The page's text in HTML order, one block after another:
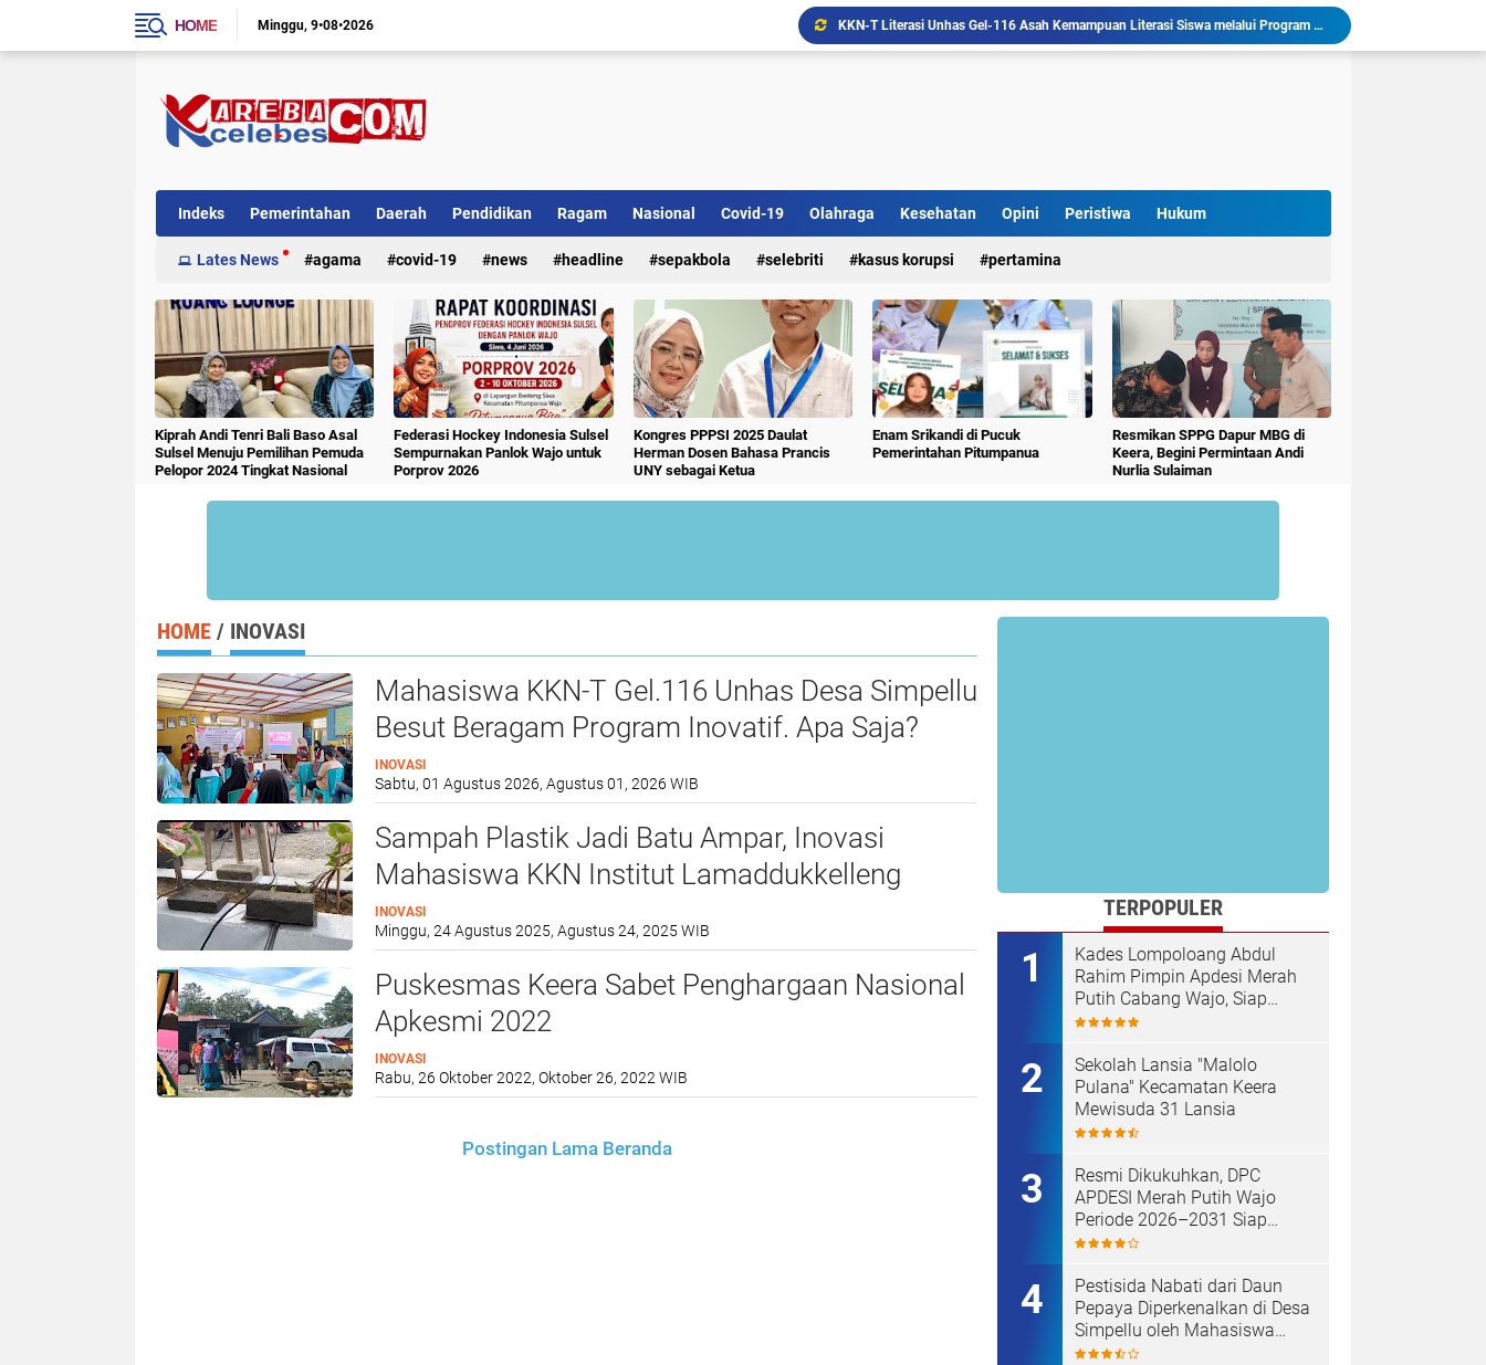
HOME Minggu 9•08•2026 KKN-T Literasi Unhas Gel-116 Asah Kemampuan Literasi Siswa melalui Program Kerja Menulis Cerita Berbasis Buku BacaanMahasiswa KKN-T Literasi Unhas Laksanakan Kunjungan Literasi ke Rumah Baca Lo’mo Topejawa Bersama Siswa UPT SDN 66 Kajang
KKN-T Literasi Desa Topejawa Kelola dan Hias Rumah Baca, Upaya Hadirkan Ruang Literasi Menarik
Sekolah Lansia "Malolo Pulana" Kecamatan Keera Mewisuda 31 Lansia
Indeks Pemerintahan Daerah Pendidikan Ragam Nasional Covid-19 Olahraga Kesehatan Opini Peristiwa Hukum
Internasional Kriminal
Lates News agama covid-19 news headline sepakbola selebriti kasus korupsi pertamina
Kiprah Andi Tenri Bali Baso Asal
Sulsel Menuju Pemilihan Pemuda
Pelopor 2024 Tingkat Nasional
Federasi Hockey Indonesia Sulsel
Sempurnakan Panlok Wajo untuk
Porprov 2026
Kongres PPPSI 2025 Daulat
Herman Dosen Bahasa Prancis
UNY sebagai Ketua
Enam Srikandi di Pucuk
Pemerintahan Pitumpanua
Resmikan SPPG Dapur MBG di
Keera, Begini Permintaan Andi
Nurlia Sulaiman
HOME / INOVASI
Mahasiswa KKN-T Gel.116 Unhas Desa Simpellu
Besut Beragam Program Inovatif. Apa Saja?
INOVASI
Sabtu, 01 Agustus 2026, Agustus 01, 2026 WIB
Sampah Plastik Jadi Batu Ampar, Inovasi
Mahasiswa KKN Institut Lamaddukkelleng
INOVASI
Minggu, 24 Agustus 2025, Agustus 24, 2025 WIB
Puskesmas Keera Sabet Penghargaan Nasional
Apkesmi 2022
INOVASI
Rabu, 26 Oktober 2022, Oktober 26, 2022 WIB
Postingan Lama Beranda
TERPOPULER
Kades Lompoloang Abdul
Rahim Pimpin Apdesi Merah
Putih Cabang Wajo, Siap
Kawal Koperasi Merah Putih
Sekolah Lansia "Malolo
Pulana" Kecamatan Keera
Mewisuda 31 Lansia
Resmi Dikukuhkan, DPC
APDESI Merah Putih Wajo
Periode 2026–2031 Siap
Kawal Kemajuan Desa dan
Pestisida Nabati dari Daun
Pepaya Diperkenalkan di Desa
Simpellu oleh Mahasiswa
KKN-T Unhas Gel-116